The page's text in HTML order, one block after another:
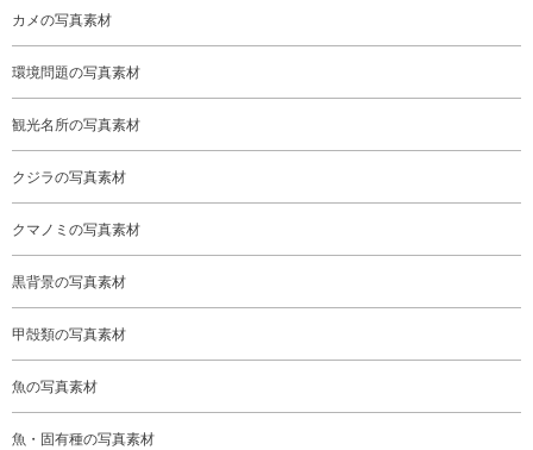
カメの写真素材
環境問題の写真素材
観光名所の写真素材
クジラの写真素材
クマノミの写真素材
黒背景の写真素材
甲殻類の写真素材
魚の写真素材
魚・固有種の写真素材